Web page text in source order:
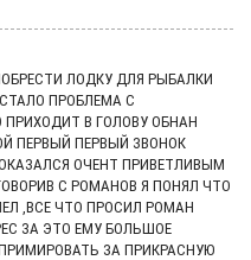
ЛОДКУ ДЛЯ РЫБАЛКИ
ПРОБЛЕМА С
ПРИХОДИТ В ГОЛОВУ ОБНАН
ПЕРВЫЙ ПЕРВЫЙ ЗВОНОК
ОЧЕНТ ПРИВЕТЛИВЫМ
С РОМАНОВ Я ПОНЯЛ ЧТО
,ВСЕ ЧТО ПРОСИЛ РОМАН
ЗА ЭТО ЕМУ БОЛЬШОЕ
ЗА ПРИКРАСНУЮ